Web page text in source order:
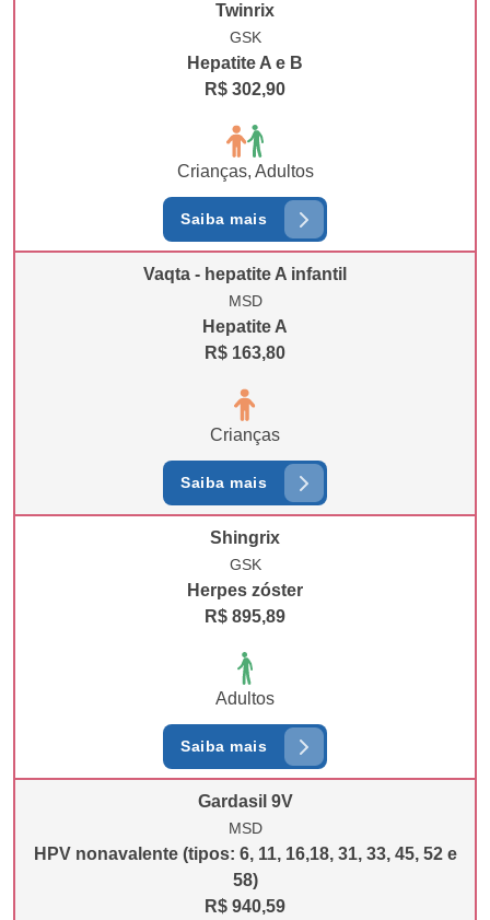
Twinrix
GSK
Hepatite A e B
R$ 302,90
Crianças, Adultos
Saiba mais
Vaqta - hepatite A infantil
MSD
Hepatite A
R$ 163,80
Crianças
Saiba mais
Shingrix
GSK
Herpes zóster
R$ 895,89
Adultos
Saiba mais
Gardasil 9V
MSD
HPV nonavalente (tipos: 6, 11, 16,18, 31, 33, 45, 52 e
58)
R$ 940,59